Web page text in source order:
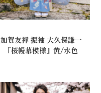
加賀友禅 振袖 大久保謙一
『桜幔幕模様』黄/水色